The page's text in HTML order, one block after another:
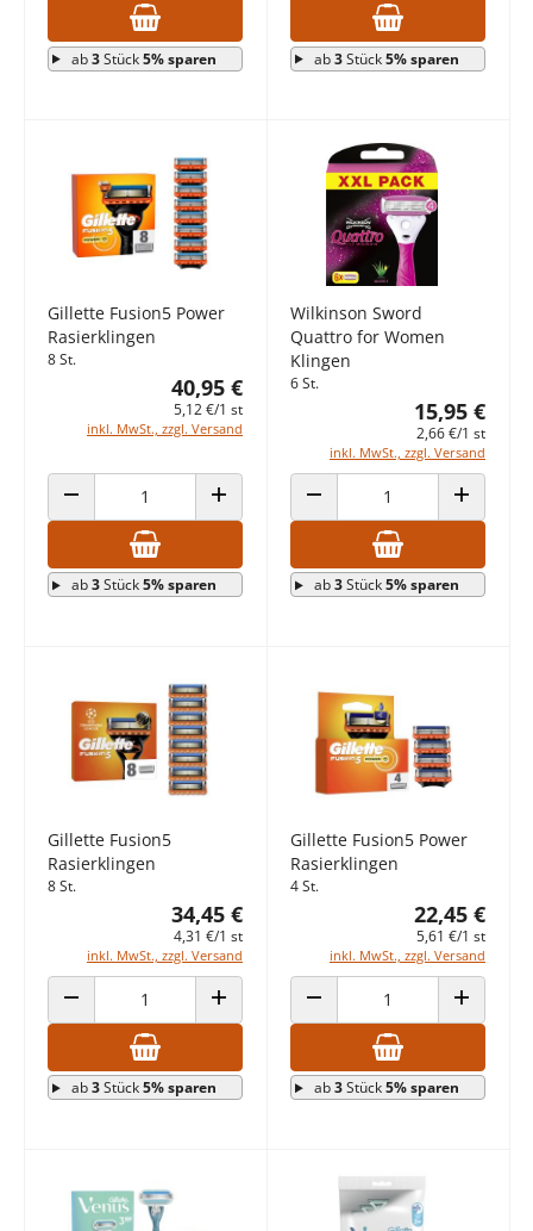
ab3Stück5% sparen ab3Stück5% sparen
Gillette Fusion5 Power
Rasierklingen
8 St.
40,95 €
5,12 €/1 st
inkl. MwSt., zzgl. Versand
ANZAHL VERRINGERN ANZAHL ERHÖHEN
ab3Stück5% sparen
Wilkinson Sword
Quattro for Women
Klingen
6 St.
15,95 €
2,66 €/1 st
inkl. MwSt., zzgl. Versand
ANZAHL VERRINGERN ANZAHL
ab3Stück5% sparen
Gillette Fusion5
Rasierklingen
8 St.
34,45 €
4,31 €/1 st
inkl. MwSt., zzgl. Versand
ANZAHL VERRINGERN ANZAHL ERHÖHEN
ab3Stück5% sparen
Gillette Fusion5 Power
Rasierklingen
4 St.
22,45 €
5,61 €/1 st
inkl. MwSt., zzgl. Versand
ANZAHL VERRINGERN ANZAHL
ab3Stück5% sparen